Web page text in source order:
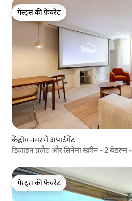
गेस्ट्स की फ़ेवरेट
गेस्ट्स की फ़ेवरेट
केंद्रीय नगर में अपार्टमेंट
डिज़ाइन फ़्लैट और सिनेमा स्क्रीन • 2 बेडरूम
गेस्ट्स की फ़ेवरेट
गेस्ट्स की फ़ेवरेट